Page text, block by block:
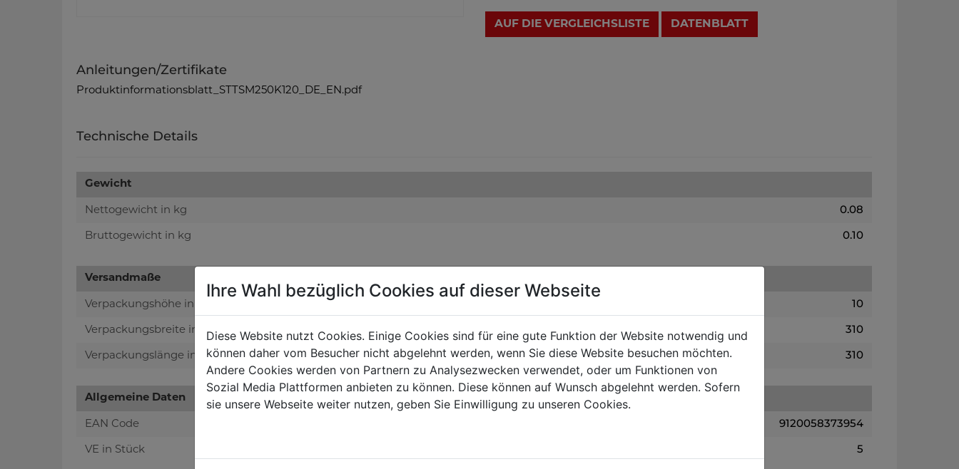
Anleitungen/Zertifikate
Produktinformationsblatt_STTSM250K120_DE_EN.pdf
AUF DIE VERGLEICHSLISTE DATENBLATT
Technische Details
Gewicht
Nettogewicht in kg 0.08
Bruttogewicht in kg 0.10
Versandmaße
Verpackungshöhe in mm 10
Verpackungsbreite in mm 310
Verpackungslänge in mm 310
Allgemeine Daten
EAN Code 9120058373954
VE in Stück 5
Ihre Wahl bezüglich Cookies auf dieser Webseite
Diese Website nutzt Cookies. Einige Cookies sind für eine gute Funktion der Website notwendig und
können daher vom Besucher nicht abgelehnt werden, wenn Sie diese Website besuchen möchten.
Andere Cookies werden von Partnern zu Analysezwecken verwendet, oder um Funktionen von
Sozial Media Plattformen anbieten zu können. Diese können auf Wunsch abgelehnt werden. Sofern
sie unsere Webseite weiter nutzen, geben Sie Einwilligung zu unseren Cookies.